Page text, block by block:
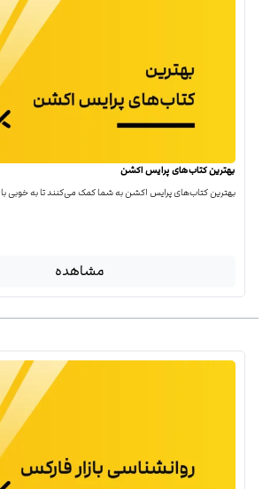
بهترین کتاب‌‌های پرایس اکشن
بهترین کتاب‌‌های پرایس اکشن به شما کمک می‌کنند تا به خوبی با
مشاهده